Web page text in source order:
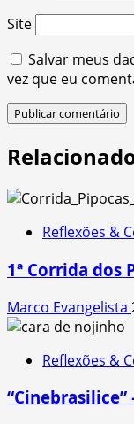
Site
Salvar meus
vez que eu
Reflexões &
1ª Corrida dos
Marco Evangelista
Reflexões &
“Cinebrasilice”